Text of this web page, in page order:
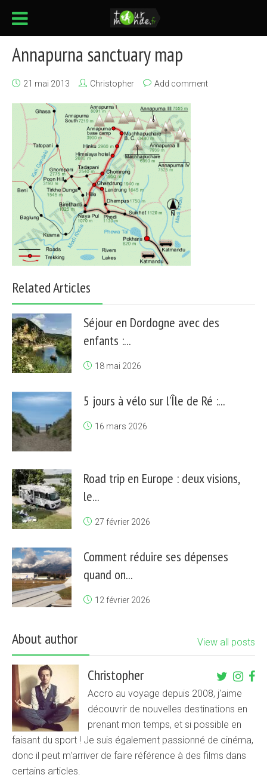
Annapurna sanctuary map
21 mai 2013 Christopher Add comment
Related Articles
Séjour en Dordogne avec des
enfants :...
18 mai 2026
5 jours à vélo sur l’Île de Ré :...
16 mars 2026
Road trip en Europe : deux visions,
le...
27 février 2026
Comment réduire ses dépenses
quand on...
12 février 2026
About author View all posts
Christopher
Accro au voyage depuis 2008, j'aime
découvrir de nouvelles destinations en
prenant mon temps, et si possible en
faisant du sport ! Je suis également passionné de cinéma,
donc il peut m'arriver de faire référence à des films dans
certains articles.